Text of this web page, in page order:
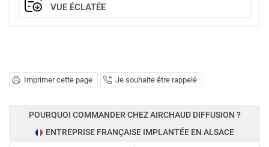
Imprimer cette page Je souhaite être rappelé
VUE ÉCLATÉE
POURQUOI COMMANDER CHEZ AIRCHAUD DIFFUSION ?
ENTREPRISE FRANÇAISE IMPLANTÉE EN ALSACE